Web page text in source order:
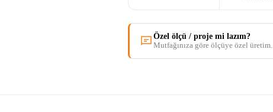
Özel ölçü / proje mi lazım?
Mutfağınıza göre ölçüye özel üretim.